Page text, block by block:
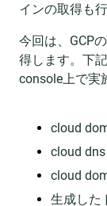
インの取得も行
今回は、GCP
得します。下
console上で実
cloud
cloud
cloud
生成した